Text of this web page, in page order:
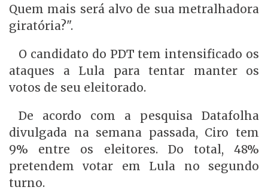
Quem mais será alvo de sua metralhadora
giratória?".
O candidato do PDT tem intensificado os
ataques a Lula para tentar manter os
votos de seu eleitorado.
De acordo com a pesquisa Datafolha
divulgada na semana passada, Ciro tem
9% entre os eleitores. Do total, 48%
pretendem votar em Lula no segundo
turno.